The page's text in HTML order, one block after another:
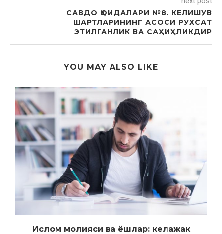
САВДО ҚОИДАЛАРИ №8. КЕЛИШУВ
ШАРТЛАРИНИНГ АСОСИ РУХСАТ
ЭТИЛГАНЛИК ВА САҲИҲЛИКДИР
YOU MAY ALSO LIKE
Ислом молияси ва ёшлар: келажак